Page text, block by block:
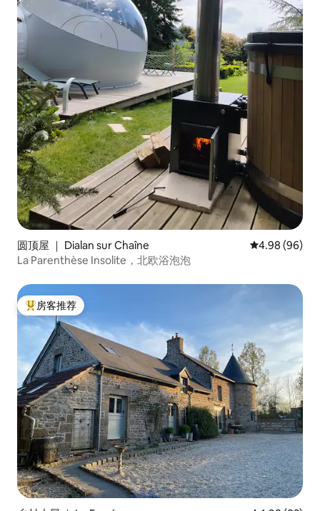
圆顶屋 ｜ Dialan sur Chaîne 平均评分 4.98
4.98 (96)
La Parenthèse Insolite，北欧浴泡泡
热门「房客推荐」
房客推荐